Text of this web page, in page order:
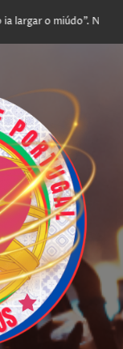
o miúdo”.